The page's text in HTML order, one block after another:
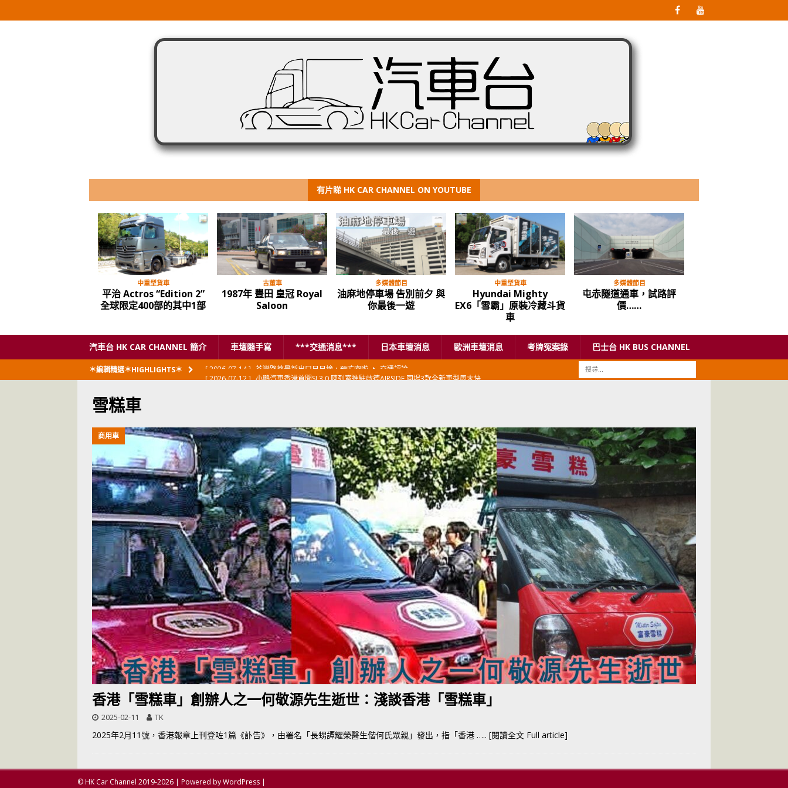
有片睇 HK CAR CHANNEL ON YOUTUBE
中重型貨車
平治 Actros “Edition 2”
全球限定400部的其中1部
古董車
1987年 豐田 皇冠 Royal
Saloon
多媒體節目
油麻地停車場 告別前夕 與
你最後一遊
中重型貨車
Hyundai Mighty
EX6「雪霸」原裝冷藏斗貨
車
多媒體節目
屯赤隧道通車，試路評
價……
汽車台 HK CAR CHANNEL 簡介 車壇隨手寫 ***交通消息*** 日本車壇消息 歐洲車壇消息 考牌冤案錄 巴士台 HK BUS CHANNEL
＊編輯精選＊HIGHLIGHTS＊ [ 2026-07-12 ] 小鵬汽車香港首間SI 3.0 陳列室進駐啟德AIRSIDE 同場3款全新車型周末快
[ 2026-06-12 ] 「香港車仔展2026」再嚟喇
汽車模型玩具
[ 2026-06-08 ] 新加坡組屋區輕型商用車停車場減租
東南亞汽車
[ 2026-06-08 ] UBER 香港七宗罪之「第七宗罪」一切禍源，由抽盲盒開始
交通評論
[ 2026-05-28 ] UBER 香港七宗罪之「第六宗罪」愛回家唔止回唔到家 跣司機勁過謝拉特
世紀一跣
交通評論
[ 2026-05-28 ] UBER 香港七宗罪之「第五宗罪」金鋼箍五花大綁 司機哽唔落都要硬哽到
尾
交通評論
[ 2026-05-27 ] 【英國】政府開放申請投入自動駕駛客運車輛服務業
運輸政策
[ 2026-05-24 ] UBER 香港七宗罪之「第四宗罪」Mission Impossible 但 Uber 唔止話之
你！
交通評論
[ 2026-07-14 ]
荃灣路荔景新出口日日撞，預咗㗎啦 交通評論
雪糕車
商用車
香港「雪糕車」創辦人之一何敬源先生逝世：淺談香港「雪糕車」
2025-02-11 TK
2025年2月11號，香港報章上刊登咗1篇《訃告》，由署名「長甥譚耀榮醫生偕何氏眾親」發出，指「香港 ….. [閱讀全文 Full article]
© HK Car Channel 2019-2026 | Powered by WordPress |